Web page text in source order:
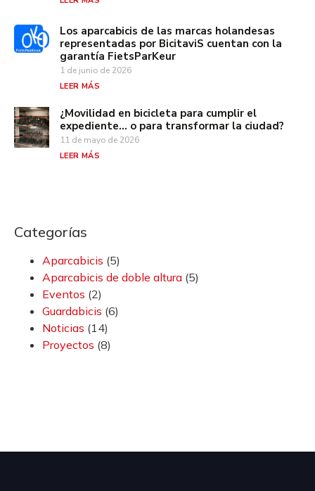
Los aparcabicis de las marcas holandesas
representadas por BicitaviS cuentan con la
garantía FietsParKeur
1 de junio de 2026
LEER MÁS
¿Movilidad en bicicleta para cumplir el
expediente… o para transformar la ciudad?
11 de mayo de 2026
LEER MÁS
Categorías
Aparcabicis (5)
Aparcabicis de doble altura (5)
Eventos (2)
Guardabicis (6)
Noticias (14)
Proyectos (8)